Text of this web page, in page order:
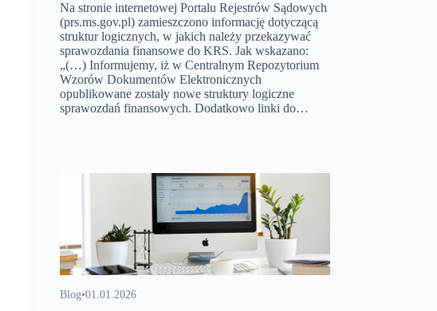
Na stronie internetowej Portalu Rejestrów Sądowych
(prs.ms.gov.pl) zamieszczono informację dotyczącą
struktur logicznych, w jakich należy przekazywać
sprawozdania finansowe do KRS. Jak wskazano:
„(…) Informujemy, iż w Centralnym Repozytorium
Wzorów Dokumentów Elektronicznych
opublikowane zostały nowe struktury logiczne
sprawozdań finansowych. Dodatkowo linki do…
Blog•01.01.2026